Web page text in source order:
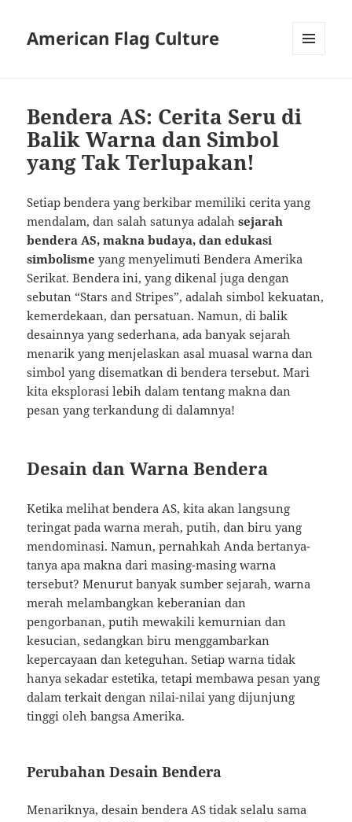
American Flag Culture
Bendera AS: Cerita Seru di
Balik Warna dan Simbol
yang Tak Terlupakan!
Setiap bendera yang berkibar memiliki cerita yang
mendalam, dan salah satunya adalahsejarah
bendera AS, makna budaya, dan edukasi
simbolisme yang menyelimuti Bendera Amerika
Serikat. Bendera ini, yang dikenal juga dengan
sebutan “Stars and Stripes”, adalah simbol kekuatan,
kemerdekaan, dan persatuan. Namun, di balik
desainnya yang sederhana, ada banyak sejarah
menarik yang menjelaskan asal muasal warna dan
simbol yang disematkan di bendera tersebut. Mari
kita eksplorasi lebih dalam tentang makna dan
pesan yang terkandung di dalamnya!
Desain dan Warna Bendera
Ketika melihat bendera AS, kita akan langsung
teringat pada warna merah, putih, dan biru yang
mendominasi. Namun, pernahkah Anda bertanya-
tanya apa makna dari masing-masing warna
tersebut? Menurut banyak sumber sejarah, warna
merah melambangkan keberanian dan
pengorbanan, putih mewakili kemurnian dan
kesucian, sedangkan biru menggambarkan
kepercayaan dan keteguhan. Setiap warna tidak
hanya sekadar estetika, tetapi membawa pesan yang
dalam terkait dengan nilai-nilai yang dijunjung
tinggi oleh bangsa Amerika.
Perubahan Desain Bendera
Menariknya, desain bendera AS tidak selalu sama